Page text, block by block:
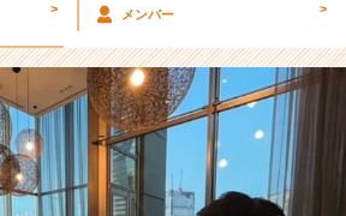
ン
シ
ョ
ン
で
説
明
> メンバー >